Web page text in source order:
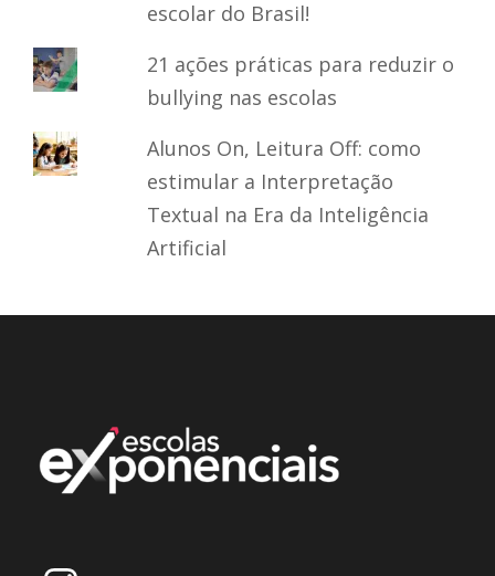
escolar do Brasil!
21 ações práticas para reduzir o
bullying nas escolas
Alunos On, Leitura Off: como
estimular a Interpretação
Textual na Era da Inteligência
Artificial